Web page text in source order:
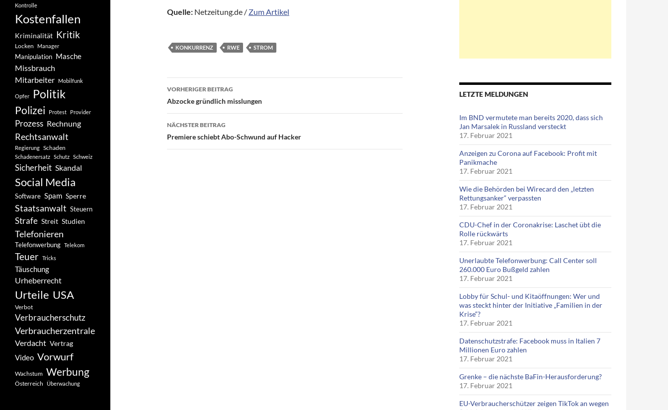
Quelle: Netzeitung.de / Zum Artikel
KONKURRENZ RWE STROM
Beitragsnavigation
VORHERIGER BEITRAG
Abzocke gründlich misslungen
NÄCHSTER BEITRAG
Premiere schiebt Abo-Schwund auf Hacker
LETZTE MELDUNGEN
Im BND vermutete man bereits 2020, dass sich
Jan Marsalek in Russland versteckt
17. Februar 2021
Anzeigen zu Corona auf Facebook: Profit mit
Panikmache
17. Februar 2021
Wie die Behörden bei Wirecard den „letzten
Rettungsanker“ verpassten
17. Februar 2021
CDU-Chef in der Coronakrise: Laschet übt die
Rolle rückwärts
17. Februar 2021
Unerlaubte Telefonwerbung: Call Center soll
260.000 Euro Bußgeld zahlen
17. Februar 2021
Lobby für Schul- und Kitaöffnungen: Wer und
was steckt hinter der Initiative „Familien in der
Krise“?
17. Februar 2021
Datenschutzstrafe: Facebook muss in Italien 7
Millionen Euro zahlen
17. Februar 2021
Grenke – die nächste BaFin-Herausforderung?
17. Februar 2021
EU-Verbraucherschützer zeigen TikTok an wegen
Kontrolle
Kostenfallen
Kriminalität Kritik
Locken Manager
Manipulation Masche
Missbrauch
Mitarbeiter
Mobilfunk
Opfer Politik
Polizei Protest Provider
Prozess Rechnung
Rechtsanwalt
Regierung Schaden
Schadenersatz Schutz Schweiz
Sicherheit Skandal
Social Media
Software Spam Sperre
Staatsanwalt Steuern
Strafe Streit Studien
Telefonieren
Telefonwerbung Telekom
Teuer Tricks
Täuschung
Urheberrecht
Urteile USA
Verbot
Verbraucherschutz
Verbraucherzentrale
Verdacht Vertrag
Video Vorwurf
Wachstum Werbung
Österreich Überwachung